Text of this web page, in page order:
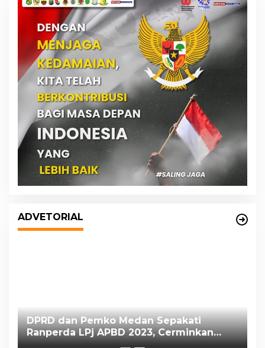
ADVETORIAL
DPRD dan Pemko Medan Sepakati
Ranperda LPj APBD 2023, Cerminkan
APBD Rakyat yang Sehat